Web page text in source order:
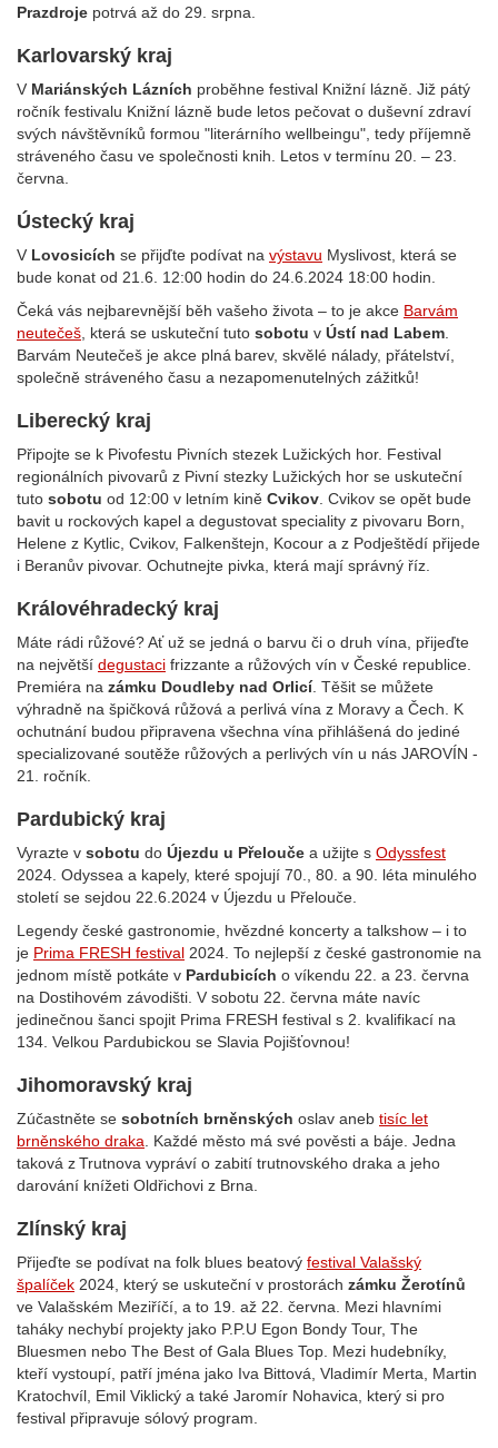
Prazdroje potrvá až do 29. srpna.
Karlovarský kraj
V Mariánských Lázních proběhne festival Knižní lázně. Již pátý
ročník festivalu Knižní lázně bude letos pečovat o duševní zdraví
svých návštěvníků formou "literárního wellbeingu", tedy příjemně
stráveného času ve společnosti knih. Letos v termínu 20. – 23.
června.
Ústecký kraj
V Lovosicích se přijďte podívat na výstavu Myslivost, která se
bude konat od 21.6. 12:00 hodin do 24.6.2024 18:00 hodin.
Čeká vás nejbarevnější běh vašeho života – to je akce Barvám
neutečeš , která se uskuteční tuto sobotu v Ústí nad Labem
Barvám Neutečeš je akce plná barev, skvělé nálady, přátelství,
společně stráveného času a nezapomenutelných zážitků!
Liberecký kraj
Připojte se k Pivofestu Pivních stezek Lužických hor. Festival
regionálních pivovarů z Pivní stezky Lužických hor se uskuteční
tuto sobotu od 12:00 v letním kině Cvikov . Cvikov se opět bude
bavit u rockových kapel a degustovat speciality z pivovaru Born,
Helene z Kytlic, Cvikov, Falkenštejn, Kocour a z Podještědí přijede
i Beranův pivovar. Ochutnejte pivka, která mají správný říz.
Královéhradecký kraj
Máte rádi růžové? Ať už se jedná o barvu či o druh vína, přijeďte
na největší degustaci frizzante a růžových vín v České republice.
Premiéra na zámku Doudleby nad Orlicí. Těšit se můžete
výhradně na špičková růžová a perlivá vína z Moravy a Čech. K
ochutnání budou připravena všechna vína přihlášená do jediné
specializované soutěže růžových a perlivých vín u nás JAROVÍN -
21. ročník.
Pardubický kraj
Vyrazte v sobotu do Újezdu u Přelouče a užijte s Odyssfest
2024. Odyssea a kapely, které spojují 70., 80. a 90. léta minulého
století se sejdou 22.6.2024 v Újezdu u Přelouče.
Legendy české gastronomie, hvězdné koncerty a talkshow – i to
je Prima FRESH festival 2024. To nejlepší z české gastronomie na
jednom místě potkáte v Pardubicích o víkendu 22. a 23. června
na Dostihovém závodišti. V sobotu 22. června máte navíc
jedinečnou šanci spojit Prima FRESH festival s 2. kvalifikací na
134. Velkou Pardubickou se Slavia Pojišťovnou!
Jihomoravský kraj
Zúčastněte se sobotních brněnských oslav aneb tisíc let
brněnského draka . Každé město má své pověsti a báje. Jedna
taková z Trutnova vypráví o zabití trutnovského draka a jeho
darování knížeti Oldřichovi z Brna.
Zlínský kraj
Přijeďte se podívat na folk blues beatový festival Valašský
špalíček 2024, který se uskuteční v prostorách zámku Žerotínů
ve Valašském Meziříčí, a to 19. až 22. června. Mezi hlavními
taháky nechybí projekty jako P.P.U Egon Bondy Tour, The
Bluesmen nebo The Best of Gala Blues Top. Mezi hudebníky,
kteří vystoupí, patří jména jako Iva Bittová, Vladimír Merta, Martin
Kratochvíl, Emil Viklický a také Jaromír Nohavica, který si pro
festival připravuje sólový program.